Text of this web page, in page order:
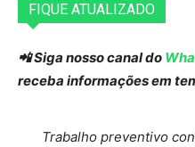
FIQUE ATUALIZADO
📲 Siga nosso canal do
receba informações em
Trabalho preventivo